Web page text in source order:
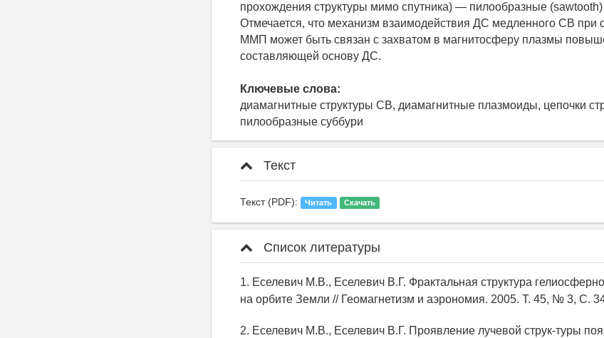
прохождения структуры мимо спутника) — пилообразные (sawtooth)
Отмечается, что механизм взаимодействия ДС медленного СВ при
ММП может быть связан с захватом в магнитосферу плазмы
составляющей основу ДС.
Ключевые слова:
диамагнитные структуры СВ, диамагнитные плазмоиды, цепочки
пилообразные суббури
Текст
Текст (PDF): Читать Скачать
Список литературы
1. Еселевич М.В., Еселевич В.Г. Фрактальная структура
на орбите Земли // Геомагнетизм и аэрономия. 2005. Т. 45, № 3, С.
2. Еселевич М.В., Еселевич В.Г. Проявление лучевой струк-туры